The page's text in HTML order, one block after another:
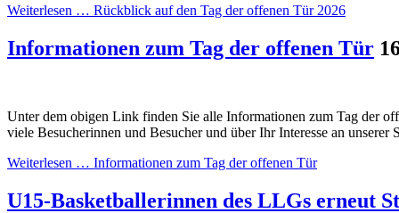
Weiterlesen … Rückblick auf den Tag der offenen Tür 2026
Informationen zum Tag der offenen Tür
Unter dem obigen Link finden Sie alle Informationen zum Tag der
viele Besucherinnen und Besucher und über Ihr Interesse an unserer
Weiterlesen … Informationen zum Tag der offenen Tür
U15-Basketballerinnen des LLGs erneut